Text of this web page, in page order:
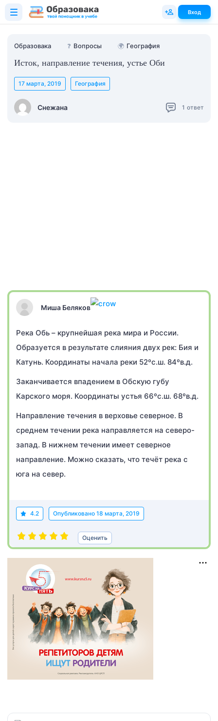
Образовака ❓ Вопросы 🌍 География
Исток, направление течения, устье Оби
Снежана
17 марта, 2019 География
1 ответ
Миша Беляков
Река Обь – крупнейшая река мира и России.
Образуется в результате слияния двух рек: Бия и
Катунь. Координаты начала реки 52ºс.ш. 84ºв.д.
Заканчивается впадением в Обскую губу
Карского моря. Координаты устья 66ºс.ш. 68ºв.д.
Направление течения в верховье северное. В
среднем течении река направляется на северо-
запад. В нижнем течении имеет северное
направление. Можно сказать, что течёт река с
юга на север.
4.2 Опубликовано 18 марта, 2019
Оценить
Вход